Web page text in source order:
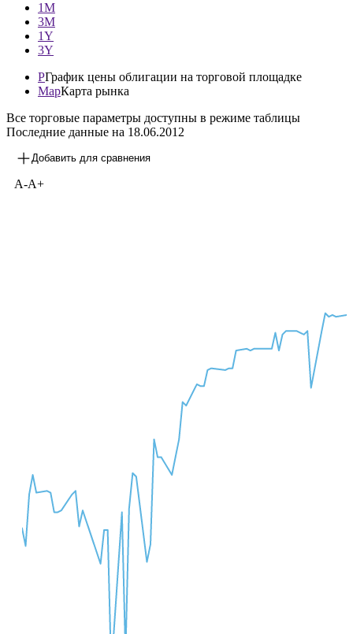
1М
3М
1Y
3Y
PГрафик цены облигации на торговой площадке
MapКарта рынка
Все торговые параметры доступны в режиме таблицы
Последние данные на 18.06.2012
Добавить для сравнения